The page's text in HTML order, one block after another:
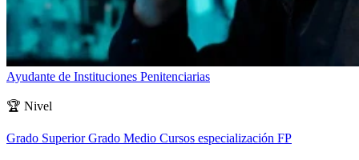
Ayudante de Instituciones Penitenciarias
🏆 Nivel
Grado SuperiorGrado Medio Cursos especialización FP